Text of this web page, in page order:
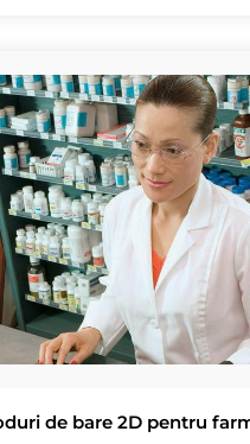
de bare 2D pentru